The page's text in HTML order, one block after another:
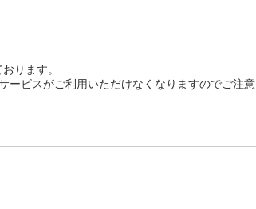
ります。
ービスがご利用いただけなくなりますのでご注意